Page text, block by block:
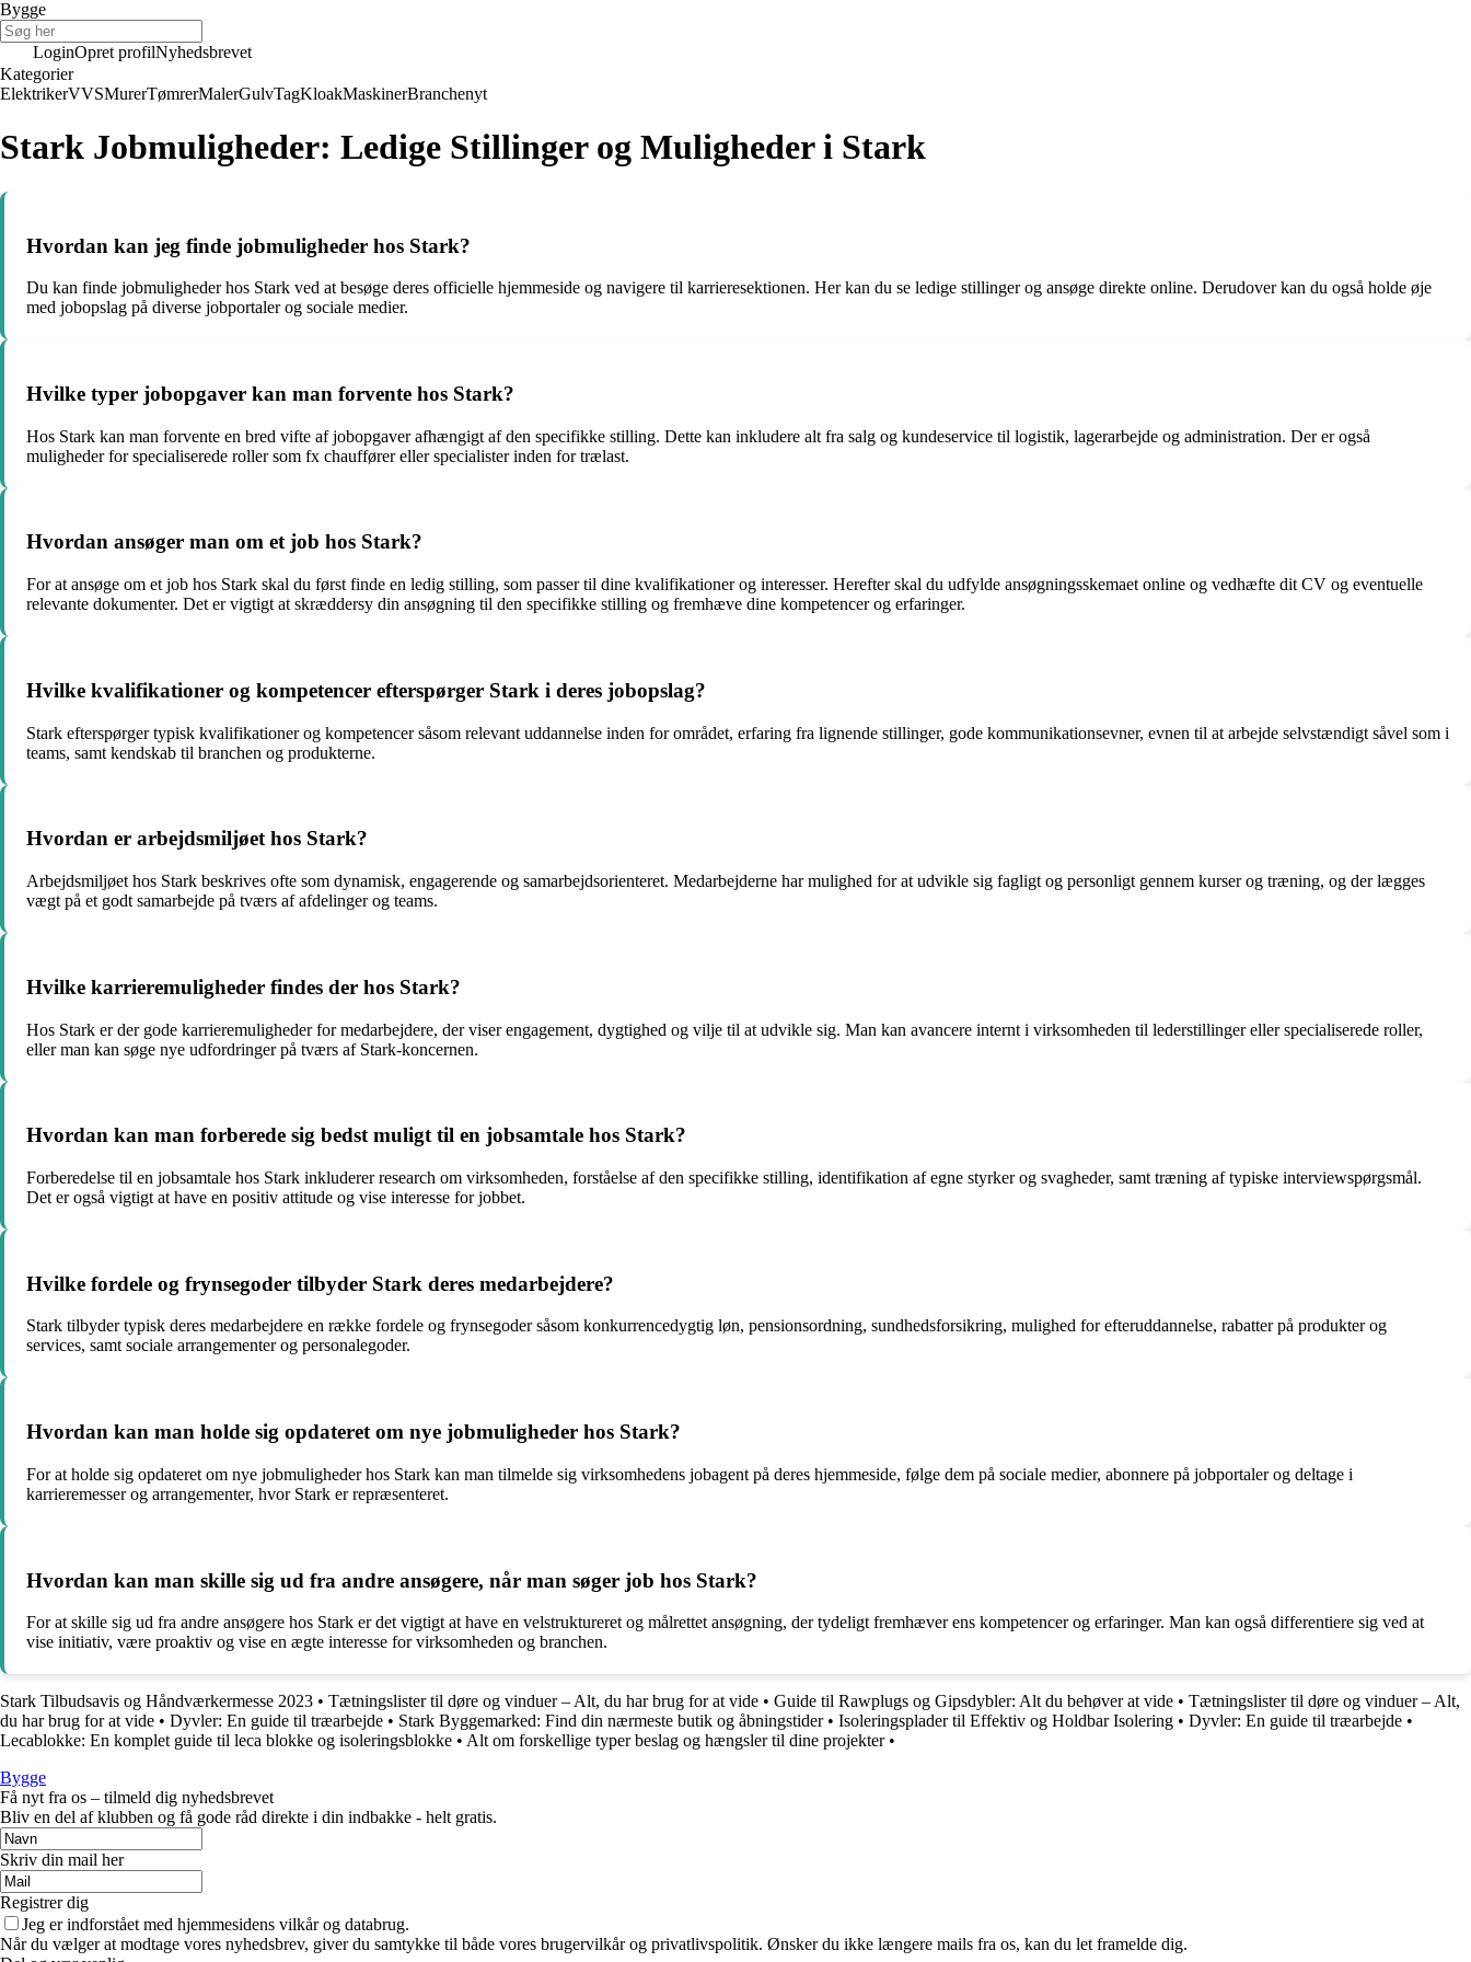
Bygge
LoginOpret profilNyhedsbrevet
Kategorier
ElektrikerVVSMurerTømrerMalerGulvTagKloakMaskinerBranchenyt
Stark Jobmuligheder: Ledige Stillinger og Muligheder i Stark
Hvordan kan jeg finde jobmuligheder hos Stark?
Du kan finde jobmuligheder hos Stark ved at besøge deres officielle hjemmeside og navigere til karrieresektionen. Her kan du se ledige stillinger og ansøge direkte online. Derudover kan du også holde øje
med jobopslag på diverse jobportaler og sociale medier.
Hvilke typer jobopgaver kan man forvente hos Stark?
Hos Stark kan man forvente en bred vifte af jobopgaver afhængigt af den specifikke stilling. Dette kan inkludere alt fra salg og kundeservice til logistik, lagerarbejde og administration. Der er også
muligheder for specialiserede roller som fx chauffører eller specialister inden for trælast.
Hvordan ansøger man om et job hos Stark?
For at ansøge om et job hos Stark skal du først finde en ledig stilling, som passer til dine kvalifikationer og interesser. Herefter skal du udfylde ansøgningsskemaet online og vedhæfte dit CV og eventuelle
relevante dokumenter. Det er vigtigt at skræddersy din ansøgning til den specifikke stilling og fremhæve dine kompetencer og erfaringer.
Hvilke kvalifikationer og kompetencer efterspørger Stark i deres jobopslag?
Stark efterspørger typisk kvalifikationer og kompetencer såsom relevant uddannelse inden for området, erfaring fra lignende stillinger, gode kommunikationsevner, evnen til at arbejde selvstændigt såvel som i
teams, samt kendskab til branchen og produkterne.
Hvordan er arbejdsmiljøet hos Stark?
Arbejdsmiljøet hos Stark beskrives ofte som dynamisk, engagerende og samarbejdsorienteret. Medarbejderne har mulighed for at udvikle sig fagligt og personligt gennem kurser og træning, og der lægges
vægt på et godt samarbejde på tværs af afdelinger og teams.
Hvilke karrieremuligheder findes der hos Stark?
Hos Stark er der gode karrieremuligheder for medarbejdere, der viser engagement, dygtighed og vilje til at udvikle sig. Man kan avancere internt i virksomheden til lederstillinger eller specialiserede roller,
eller man kan søge nye udfordringer på tværs af Stark-koncernen.
Hvordan kan man forberede sig bedst muligt til en jobsamtale hos Stark?
Forberedelse til en jobsamtale hos Stark inkluderer research om virksomheden, forståelse af den specifikke stilling, identifikation af egne styrker og svagheder, samt træning af typiske interviewspørgsmål.
Det er også vigtigt at have en positiv attitude og vise interesse for jobbet.
Hvilke fordele og frynsegoder tilbyder Stark deres medarbejdere?
Stark tilbyder typisk deres medarbejdere en række fordele og frynsegoder såsom konkurrencedygtig løn, pensionsordning, sundhedsforsikring, mulighed for efteruddannelse, rabatter på produkter og
services, samt sociale arrangementer og personalegoder.
Hvordan kan man holde sig opdateret om nye jobmuligheder hos Stark?
For at holde sig opdateret om nye jobmuligheder hos Stark kan man tilmelde sig virksomhedens jobagent på deres hjemmeside, følge dem på sociale medier, abonnere på jobportaler og deltage i
karrieremesser og arrangementer, hvor Stark er repræsenteret.
Hvordan kan man skille sig ud fra andre ansøgere, når man søger job hos Stark?
For at skille sig ud fra andre ansøgere hos Stark er det vigtigt at have en velstruktureret og målrettet ansøgning, der tydeligt fremhæver ens kompetencer og erfaringer. Man kan også differentiere sig ved at
vise initiativ, være proaktiv og vise en ægte interesse for virksomheden og branchen.
Stark Tilbudsavis og Håndværkermesse 2023 • Tætningslister til døre og vinduer – Alt, du har brug for at vide • Guide til Rawplugs og Gipsdybler: Alt du behøver at vide • Tætningslister til døre og vinduer – Alt,
du har brug for at vide • Dyvler: En guide til træarbejde • Stark Byggemarked: Find din nærmeste butik og åbningstider• Isoleringsplader til Effektiv og Holdbar Isolering • Dyvler: En guide til træarbejde •
Lecablokke: En komplet guide til leca blokke og isoleringsblokke • Alt om forskellige typer beslag og hængsler til dine projekter•
Bygge
Få nyt fra os – tilmeld dig nyhedsbrevet
Bliv en del af klubben og få gode råd direkte i din indbakke - helt gratis.
Skriv din mail her
Registrer dig
Jeg er indforstået med hjemmesidens vilkår og databrug.
Når du vælger at modtage vores nyhedsbrev, giver du samtykke til både vores brugervilkår og privatlivspolitik. Ønsker du ikke længere mails fra os, kan du let framelde dig.